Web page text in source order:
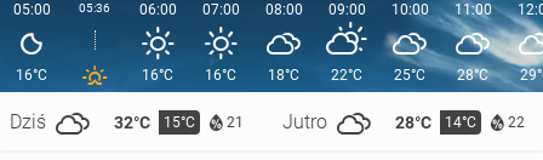
05:00
16°C
Dziś 32°C 15°C 21 Jutro 28°C 14°C 22
05:36 06:00
16°C
07:00
16°C
08:00
18°C
09:00
22°C
10:00
25°C
11:00
28°C